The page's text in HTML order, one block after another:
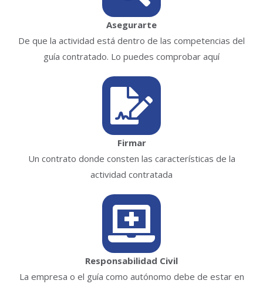
Asegurarte
De que la actividad está dentro de las competencias del
guía contratado. Lo puedes comprobar aquí
Firmar
Un contrato donde consten las características de la
actividad contratada
Responsabilidad Civil
La empresa o el guía como autónomo debe de estar en